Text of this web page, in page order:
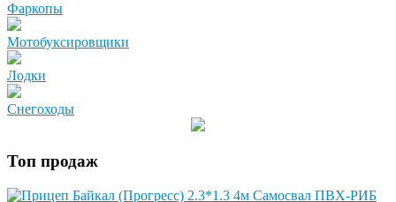
Фаркопы
Мотобуксировщики
Лодки
Снегоходы
Топ продаж